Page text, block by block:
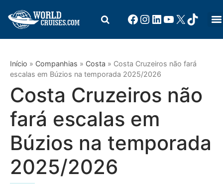
Início » Companhias » Costa » Costa Cruzeiros não fará
escalas em Búzios na temporada 2025/2026
Costa Cruzeiros não
fará escalas em
Búzios na temporada
2025/2026